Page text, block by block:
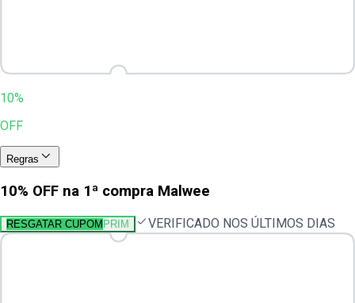
10%
OFF
Regras
10% OFF na 1ª compra Malwee
RESGATAR CUPOMPRIM VERIFICADO NOS ÚLTIMOS DIAS